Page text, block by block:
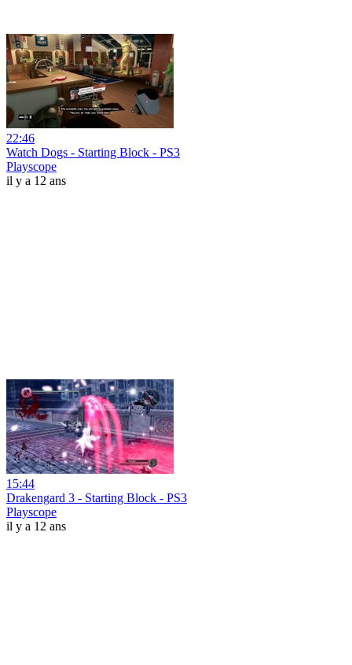
22:46
Watch Dogs - Starting Block - PS3
Playscope
il y a 12 ans
15:44
Drakengard 3 - Starting Block - PS3
Playscope
il y a 12 ans